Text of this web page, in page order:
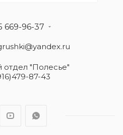
669-96-37
отдел "Полесье"
87-43